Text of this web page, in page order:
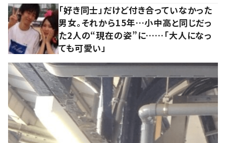
「好き同士」だけど付き合っていなかった
男女。それから15年…小中高と同じだっ
た2人の“現在の姿”に……「大人になっ
ても可愛い」